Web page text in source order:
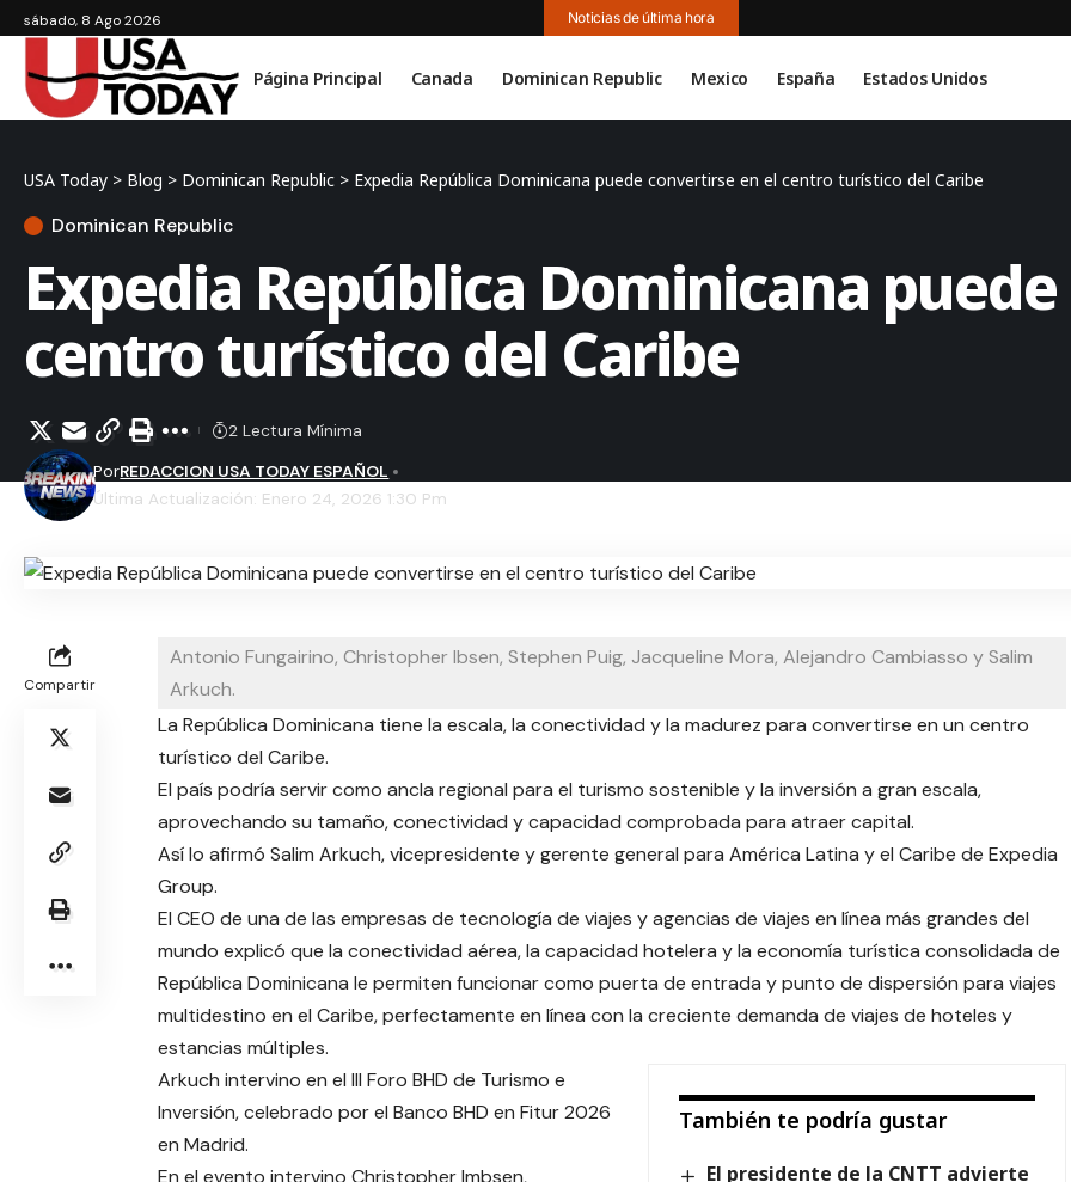
sábado, 8 Ago 2026 Noticias de última hora
Página Principal Canada Dominican Republic Mexico España Estados Unidos
USA Today > Blog > Dominican Republic > Expedia República Dominicana puede convertirse en el centro turístico del Caribe
Dominican Republic
Expedia República Dominicana
centro turístico del Caribe
Última Actualización: Enero 24, 2026 1:30 Pm
PorREDACCION USA TODAY ESPAÑOL
2 Lectura Mínima
Compartir
Antonio Fungairino, Christopher Ibsen, Stephen Puig, Jacqueline Mora, Alejandro Cambiasso y Salim
Arkuch.
La República Dominicana tiene la escala, la conectividad y la madurez para convertirse en un centro
turístico del Caribe.
El país podría servir como ancla regional para el turismo sostenible y la inversión a gran escala,
aprovechando su tamaño, conectividad y capacidad comprobada para atraer capital.
Así lo afirmó Salim Arkuch, vicepresidente y gerente general para América Latina y el Caribe de Expedia
Group.
El CEO de una de las empresas de tecnología de viajes y agencias de viajes en línea más grandes del
mundo explicó que la conectividad aérea, la capacidad hotelera y la economía turística consolidada de
República Dominicana le permiten funcionar como puerta de entrada y punto de dispersión para viajes
multidestino en el Caribe, perfectamente en línea con la creciente demanda de viajes de hoteles y
estancias múltiples.
También te podría gustar
El presidente de la CNTT advierte
Arkuch intervino en el III Foro BHD de Turismo e
Inversión, celebrado por el Banco BHD en Fitur 2026
en Madrid.